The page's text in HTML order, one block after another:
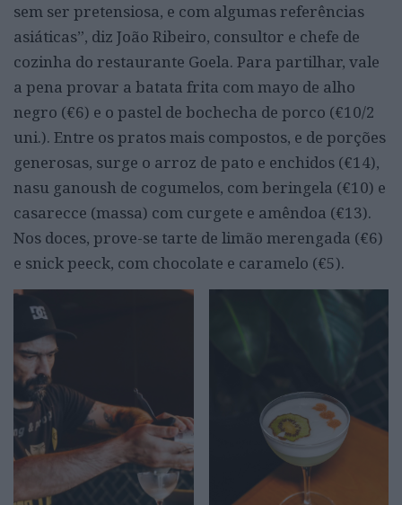
sem ser pretensiosa, e com algumas referências
asiáticas”, diz João Ribeiro, consultor e chefe de
cozinha do restaurante Goela. Para partilhar, vale
a pena provar a batata frita com mayo de alho
negro (€6) e o pastel de bochecha de porco (€10/2
uni.). Entre os pratos mais compostos, e de porções
generosas, surge o arroz de pato e enchidos (€14),
nasu ganoush de cogumelos, com beringela (€10) e
casarecce (massa) com curgete e amêndoa (€13).
Nos doces, prove-se tarte de limão merengada (€6)
e snick peeck, com chocolate e caramelo (€5).